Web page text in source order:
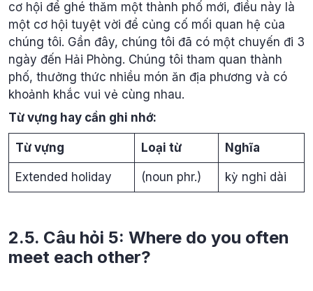
cơ hội để ghé thăm một thành phố mới, điều này là
một cơ hội tuyệt vời để củng cố mối quan hệ của
chúng tôi. Gần đây, chúng tôi đã có một chuyến đi 3
ngày đến Hải Phòng. Chúng tôi tham quan thành
phố, thưởng thức nhiều món ăn địa phương và có
khoảnh khắc vui vẻ cùng nhau.
Từ vựng hay cần ghi nhớ:
Từ vựng Loại từ Nghĩa
Extended holiday (noun phr.) kỳ nghỉ dài
2.5. Câu hỏi 5: Where do you often
meet each other?